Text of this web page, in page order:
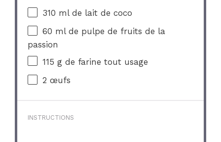
310 ml de lait de coco
60 ml de pulpe de fruits de la
passion
115 g de farine tout usage
2 œufs
INSTRUCTIONS